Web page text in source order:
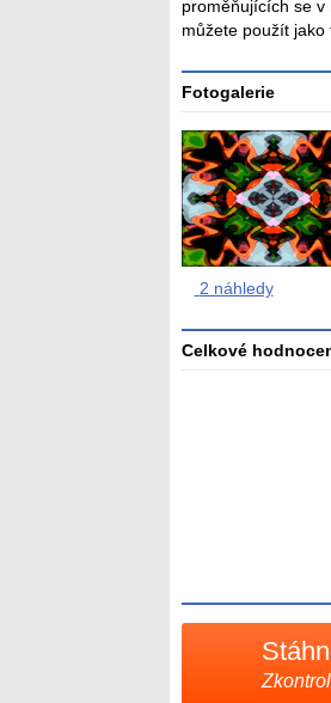
proměňujících se v
můžete použít jako
Fotogalerie
2 náhledy
Celkové